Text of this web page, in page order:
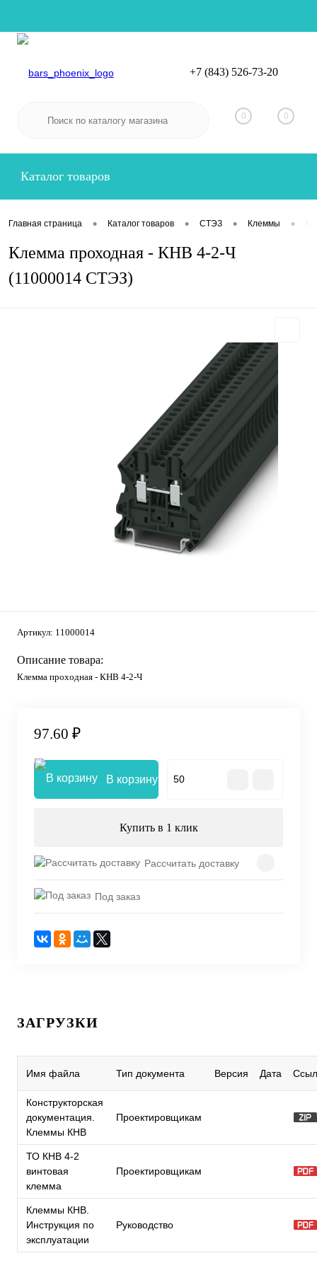
Вход
+7 (843) 526-73-20
0 0
Каталог товаров
Главная страница • Каталог товаров • СТЭЗ • Клеммы •
Клемма проходная - КНВ 4-2-Ч
(11000014 СТЭЗ)
Артикул: 11000014
Описание товара:
Клемма проходная - КНВ 4-2-Ч
97.60 ₽
В корзину
Купить в 1 клик
Рассчитать доставку
Под заказ
ЗАГРУЗКИ
Имя файла Тип документа Версия Дата
Конструкторская
документация.
Клеммы КНВ
Проектировщикам
ТО КНВ 4-2
винтовая
клемма
Проектировщикам
Клеммы КНВ.
Инструкция по
эксплуатации
Руководство